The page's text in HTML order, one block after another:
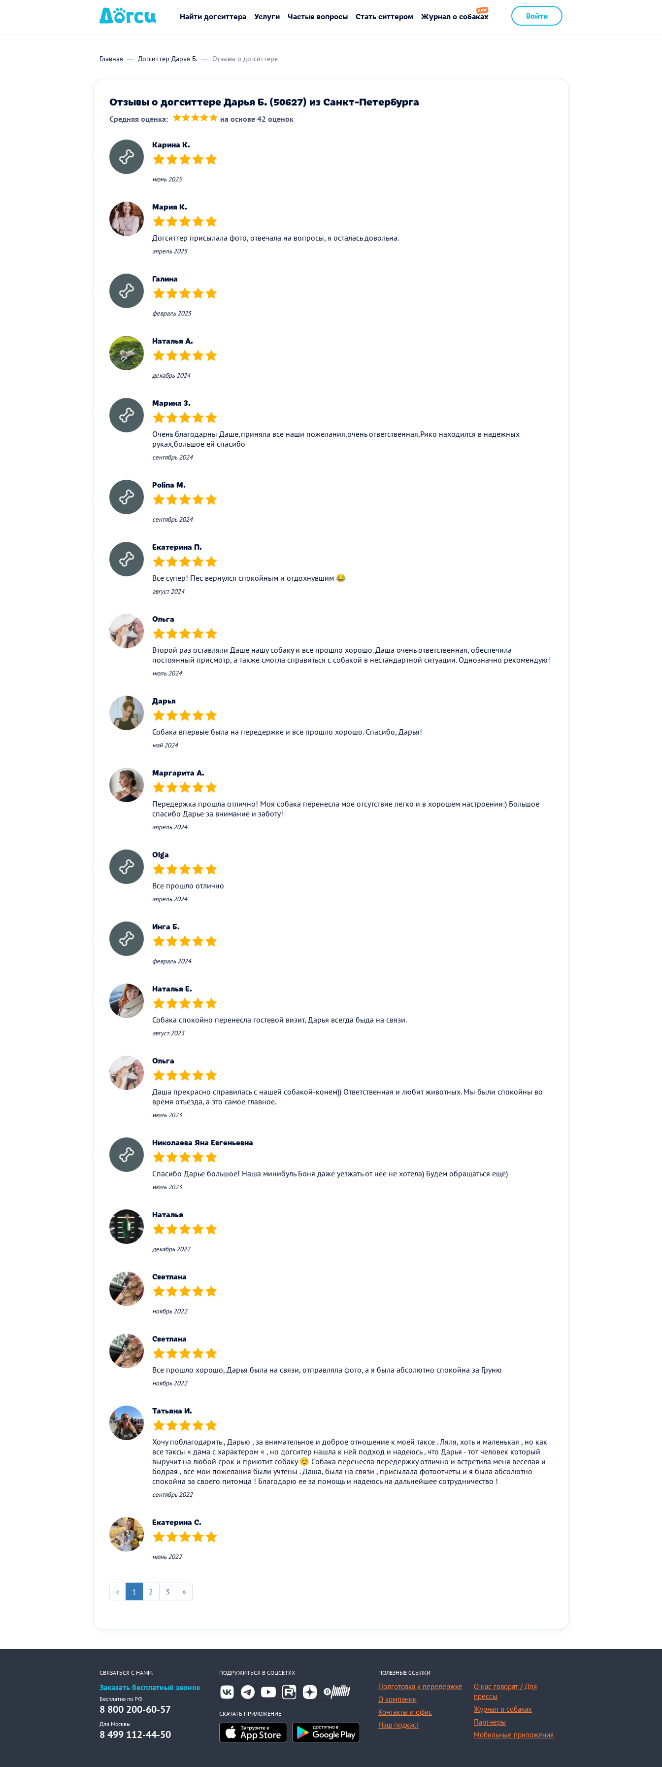
Войти
Найти догситтера Услуги Частые вопросы Стать ситтером Журнал о собаках
Главная Догситтер Дарья Б. Отзывы о догситтере
Отзывы о догситтере Дарья Б. (50627) из Санкт-Петербурга
Средняя оценка: на основе 42 оценок
Карина К.
(*) (*) (*) (*) (*)
июнь 2025
Мария К.
(*) (*) (*) (*) (*)
Догситтер присылала фото, отвечала на вопросы, я осталась довольна.
апрель 2025
Галина
(*) (*) (*) (*) (*)
февраль 2025
Наталья А.
(*) (*) (*) (*) (*)
декабрь 2024
Марина З.
(*) (*) (*) (*) (*)
Очень благодарны Даше,приняла все наши пожелания,очень ответственная,Рико находился в надежных
руках,большое ей спасибо
сентябрь 2024
Polina M.
(*) (*) (*) (*) (*)
сентябрь 2024
Екатерина П.
(*) (*) (*) (*) (*)
Все супер! Пес вернулся спокойным и отдохнувшим 😂
август 2024
Ольга
(*) (*) (*) (*) (*)
Второй раз оставляли Даше нашу собаку и все прошло хорошо. Даша очень ответственная, обеспечила
постоянный присмотр, а также смогла справиться с собакой в нестандартной ситуации. Однозначно рекомендую!
июль 2024
Дарья
(*) (*) (*) (*) (*)
Собака впервые была на передержке и все прошло хорошо. Спасибо, Дарья!
май 2024
Маргарита А.
(*) (*) (*) (*) (*)
Передержка прошла отлично! Моя собака перенесла мое отсутствие легко и в хорошем настроении:) Большое
спасибо Дарье за внимание и заботу!
апрель 2024
Olga
(*) (*) (*) (*) (*)
Все прошло отлично
апрель 2024
Инга Б.
(*) (*) (*) (*) (*)
февраль 2024
Наталья Е.
(*) (*) (*) (*) (*)
Собака спокойно перенесла гостевой визит, Дарья всегда быда на связи.
август 2023
Ольга
(*) (*) (*) (*) (*)
Даша прекрасно справилась с нашей собакой-конем)) Ответственная и любит животных. Мы были спокойны во
время отъезда, а это самое главное.
июль 2023
Николаева Яна Евгеньевна
(*) (*) (*) (*) (*)
Спасибо Дарье большое! Наша минибуль Боня даже уезжать от нее не хотела) Будем обращаться еще)
июль 2023
Наталья
(*) (*) (*) (*) (*)
декабрь 2022
Светлана
(*) (*) (*) (*) (*)
ноябрь 2022
Светлана
(*) (*) (*) (*) (*)
Все прошло хорошо, Дарья была на связи, отправляла фото, а я была абсолютно спокойна за Груню
ноябрь 2022
Татьяна И.
(*) (*) (*) (*) (*)
Хочу поблагодарить , Дарью , за внимательное и доброе отношение к моей таксе . Ляля, хоть и маленькая , но как
все таксы « дама с характером « , но догситер нашла к ней подход и надеюсь , что Дарья - тот человек который
выручит на любой срок и приютит собаку 😊 Собака перенесла передержку отлично и встретила меня веселая и
бодрая , все мои пожелания были учтены . Даша, была на связи , присылала фотоотчеты и я была абсолютно
спокойна за своего питомца ! Благодарю ее за помощь и надеюсь на дальнейшее сотрудничество !
сентябрь 2022
Екатерина С.
(*) (*) (*) (*) (*)
июнь 2022
« 1 2 3 »
СВЯЗАТЬСЯ С НАМИ:
Заказать бесплатный звонок
Бесплатно по РФ
8 800 200-60-57
Для Москвы
8 499 112-44-50
ПОДРУЖИТЬСЯ В СОЦСЕТЯХ
СКАЧАТЬ ПРИЛОЖЕНИЕ
ПОЛЕЗНЫЕ ССЫЛКИ
Подготовка к передержке
О компании
Контакты и офис
Наш подкаст
О нас говорят / Для
прессы
Журнал о собаках
Партнеры
Мобильные приложения